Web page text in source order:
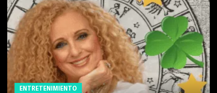
ENTRETENIMIENTO